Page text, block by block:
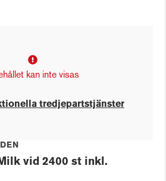
kan inte visas
tredjepartstjänster
vid 2400 st inkl.